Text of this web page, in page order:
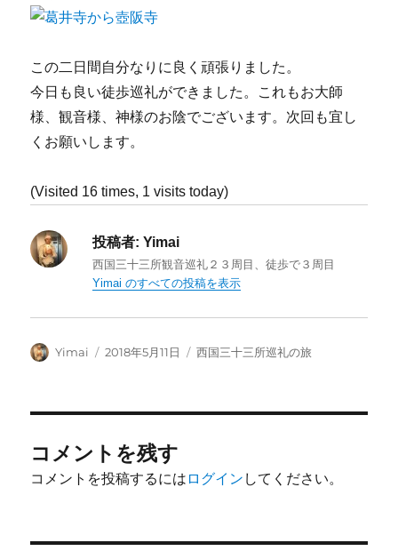
この二日間自分なりに良く頑張りました。
今日も良い徒歩巡礼ができました。これもお大師
様、観音様、神様のお陰でございます。次回も宜し
くお願いします。
(Visited 16 times, 1 visits today)
投稿者: Yimai
西国三十三所観音巡礼２３周目、徒歩で３周目
Yimai のすべての投稿を表示
投
Yimai
投
2018年5月11日
カ
西国三十三所巡礼の旅
コメントを残す
コメントを投稿するには ログイン してください。